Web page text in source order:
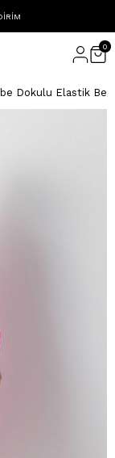
0
Dokulu Elastik Bel